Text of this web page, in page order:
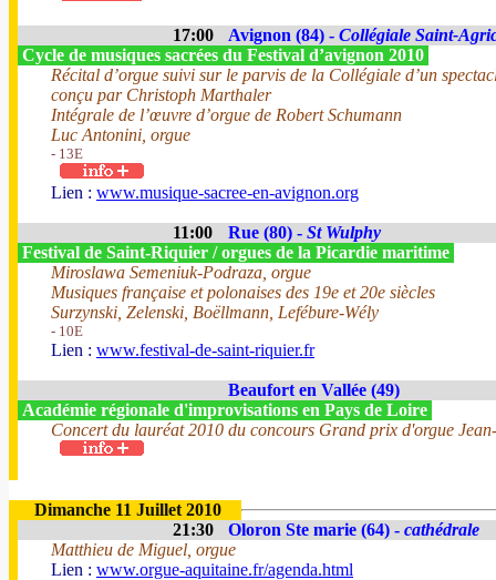
17:00 Avignon (84) - Collégiale Saint-
Cycle de musiques sacrées du Festival d’avignon 2010
Récital d’orgue suivi sur le parvis de la Collégiale d’un
conçu par Christoph Marthaler
Intégrale de l’œuvre d’orgue de Robert Schumann
Luc Antonini, orgue
- 13E
Lien : www.musique-sacree-en-avignon.org
11:00 Rue (80) - St Wulphy
Festival de Saint-Riquier / orgues de la Picardie maritime
Miroslawa Semeniuk-Podraza, orgue
Musiques française et polonaises des 19e et 20e siècles
Surzynski, Zelenski, Boëllmann, Lefébure-Wély
- 10E
Lien : www.festival-de-saint-riquier.fr
Beaufort en Vallée (49)
Académie régionale d'improvisations en Pays de Loire
Concert du lauréat 2010 du concours Grand prix d'orgue
Dimanche 11 Juillet 2010
21:30
Oloron Ste marie (64) - cathédrale
Matthieu de Miguel, orgue
Lien : www.orgue-aquitaine.fr/agenda.html